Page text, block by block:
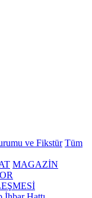
ve Fikstür Tüm
MAGAZİN